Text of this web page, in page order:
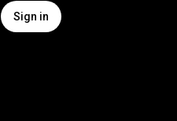
Sign in